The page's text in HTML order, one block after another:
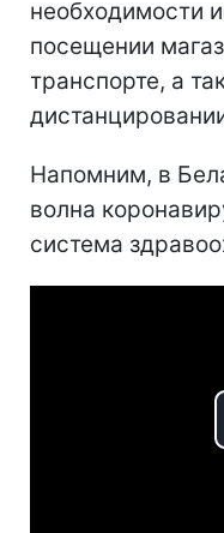
необходимости
посещении
транспорте, а
Напомним, в
волна
система